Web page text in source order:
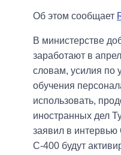
Об этом сообщает
В министерстве
заработают в
словам, усилия по
обучения
использовать,
иностранных дел
заявил в интервью
С-400 будут